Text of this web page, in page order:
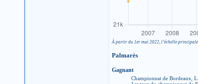
À partir du 1er mai 2022, l’échelle principale
Palmarès
Gagnant
Championnat de Bordeaux,